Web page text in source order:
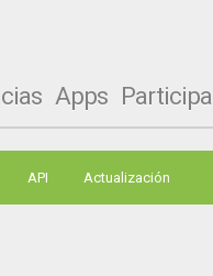
Apps Participa
API Actualización